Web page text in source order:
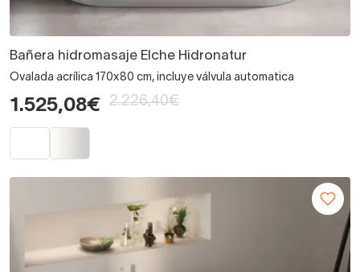
Bañera hidromasaje Elche Hidronatur
Ovalada acrílica 170x80 cm, incluye válvula automatica
1.525,08€ 2.226,40€